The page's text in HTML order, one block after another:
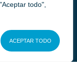
todo",
ACEPTAR TODO
y condiciones –